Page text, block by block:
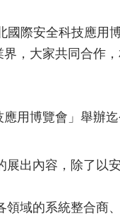
際安全科技應用
，大家共同合作
用博覽會」舉辦
出內容，除了以
域的系統整合商